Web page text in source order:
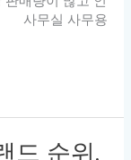
. 사무실 사무용
드 순위,